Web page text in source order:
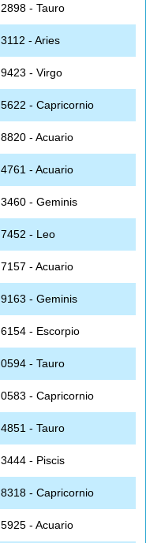
2898 - Tauro
3112 - Aries
9423 - Virgo
5622 - Capricornio
8820 - Acuario
4761 - Acuario
3460 - Geminis
7452 - Leo
7157 - Acuario
9163 - Geminis
6154 - Escorpio
0594 - Tauro
0583 - Capricornio
4851 - Tauro
3444 - Piscis
8318 - Capricornio
5925 - Acuario